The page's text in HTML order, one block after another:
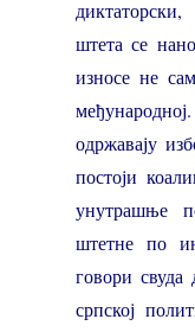
штета се
износе не
одржавају
постоји
унутрашње
штетне по
говори
српској